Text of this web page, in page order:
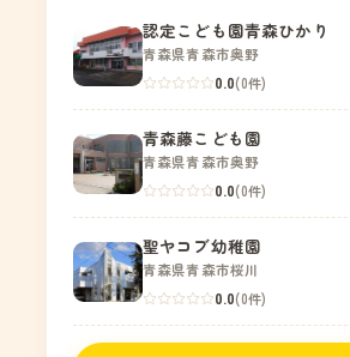
認定こども園青森ひかり
青森県青森市奥野
0.0(0件)
青森藤こども園
青森県青森市奥野
0.0(0件)
聖ヤコブ幼稚園
青森県青森市桜川
0.0(0件)